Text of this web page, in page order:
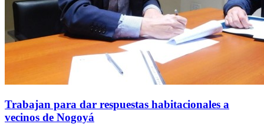
Trabajan para dar respuestas habitacionales a
vecinos de Nogoyá